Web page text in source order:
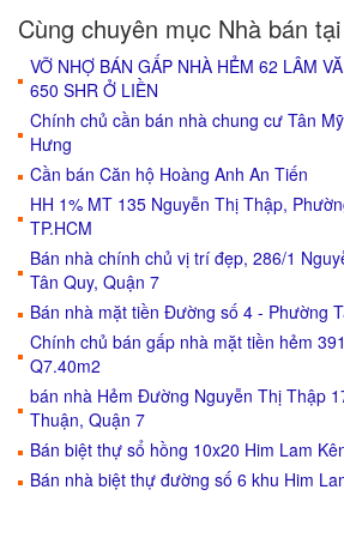
Cùng chuyên mục Nhà bán
VỠ NHỢ BÁN GẤP NHÀ HẺM 62 LÂM
650 SHR Ở LIỀN
Chính chủ cần bán nhà chung cư Tân
Hưng
Cần bán Căn hộ Hoàng Anh An Tiến
HH 1% MT 135 Nguyễn Thị Thập,
TP.HCM
Bán nhà chính chủ vị trí đẹp, 286/1
Tân Quy, Quận 7
Bán nhà mặt tiền Đường số 4 - Phường
Chính chủ bán gấp nhà mặt tiền hẻm
Q7.40m2
bán nhà Hẻm Đường Nguyễn Thị Thập
Thuận, Quận 7
Bán biệt thự sổ hồng 10x20 Him Lam
Bán nhà biệt thự đường số 6 khu Him